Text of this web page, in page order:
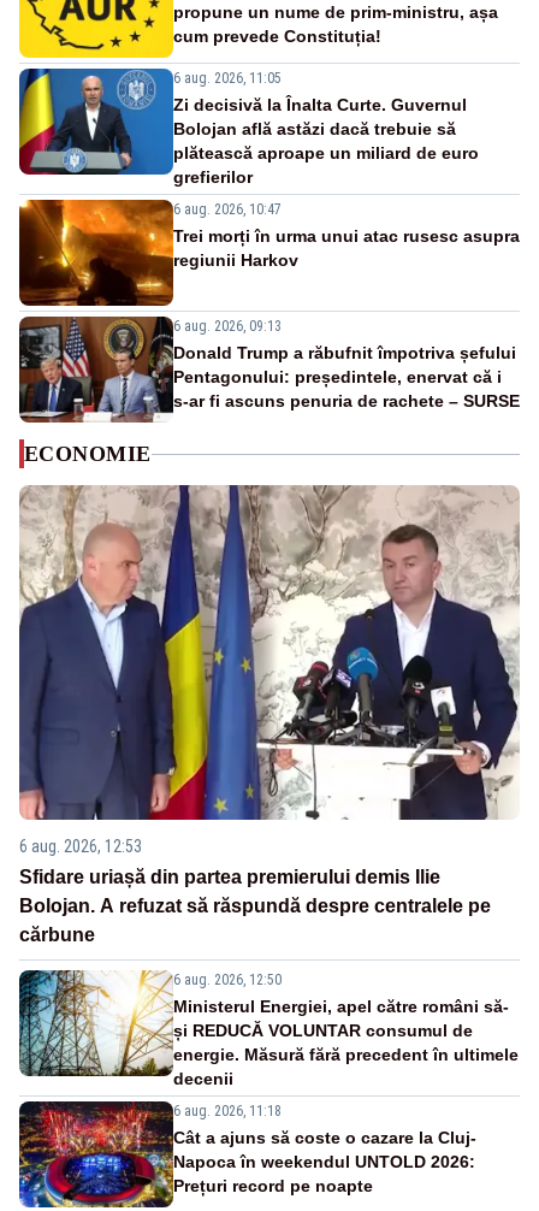
propune un nume de prim-ministru, așa
cum prevede Constituția!
6 aug. 2026, 11:05
Zi decisivă la Înalta Curte. Guvernul
Bolojan află astăzi dacă trebuie să
plătească aproape un miliard de euro
grefierilor
6 aug. 2026, 10:47
Trei morți în urma unui atac rusesc asupra
regiunii Harkov
6 aug. 2026, 09:13
Donald Trump a răbufnit împotriva șefului
Pentagonului: președintele, enervat că i
s-ar fi ascuns penuria de rachete – SURSE
ECONOMIE
6 aug. 2026, 12:53
Sfidare uriașă din partea premierului demis Ilie
Bolojan. A refuzat să răspundă despre centralele pe
cărbune
6 aug. 2026, 12:50
Ministerul Energiei, apel către români să-
și REDUCĂ VOLUNTAR consumul de
energie. Măsură fără precedent în ultimele
decenii
6 aug. 2026, 11:18
Cât a ajuns să coste o cazare la Cluj-
Napoca în weekendul UNTOLD 2026:
Prețuri record pe noapte